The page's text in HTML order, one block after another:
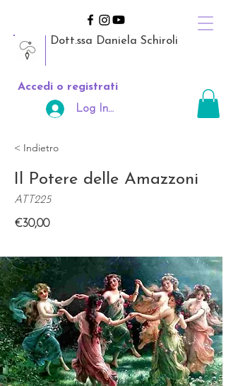
Dott.ssa Daniela Schiroli
Accedi o registrati
Log In Area Riservata
< Indietro
Il Potere delle Amazzoni
ATT225
€30,00